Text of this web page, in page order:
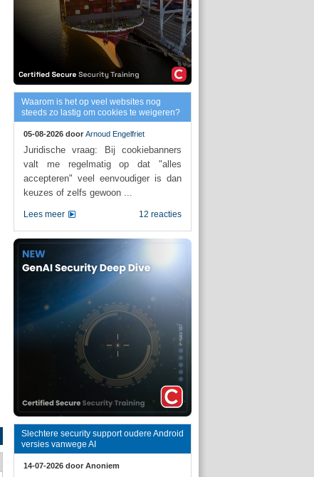
Waarom is het op veel websites nog
steeds zo lastig om cookies te weigeren?
05-08-2026 door Arnoud Engelfriet
Juridische vraag: Bij cookiebanners
valt me regelmatig op dat "alles
accepteren" veel eenvoudiger is dan
keuzes of zelfs gewoon ...
12 reacties
Lees meer
Slechtere security support oudere Android
versies vanwege AI
14-07-2026 door Anoniem